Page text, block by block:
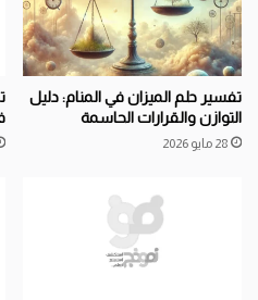
تفسير حلم الميزان في المنام: دليل
التوازن والقرارات الحاسمة
28 مايو 2026